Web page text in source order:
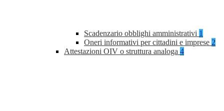
Scadenzario obblighi amministrativi 1
Oneri informativi per cittadini e imprese 2
Attestazioni OIV o struttura analoga 4